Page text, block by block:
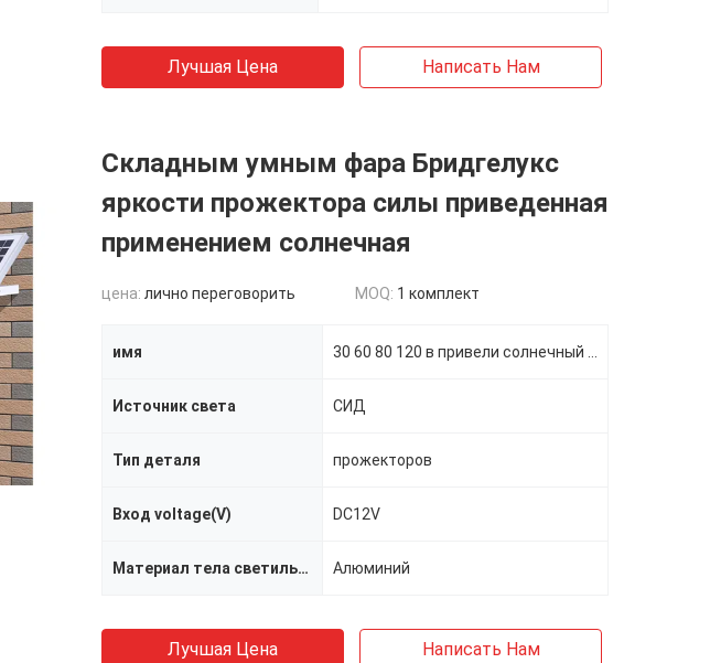
Лучшая Цена Написать Нам
Складным умным фара Бридгелукс
яркости прожектора силы приведенная
применением солнечная
цена: лично переговорить MOQ: 1 комплект
имя
Источник света СИД
Тип деталя прожекторов
Вход voltage(V) DC12V
Материал тела светильника Алюминий
Лучшая Цена Написать Нам